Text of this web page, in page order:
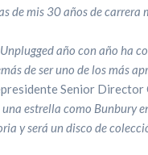
de mis 30 años de carrera
año con año ha
de ser uno de los más
Senior Director
estrella como Bunbury
y será un disco de